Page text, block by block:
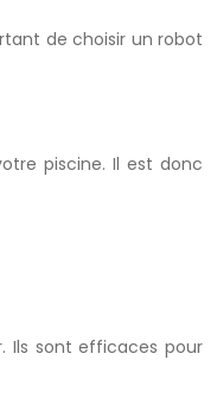
de choisir un robot
piscine. Il est donc
Ils sont efficaces pour